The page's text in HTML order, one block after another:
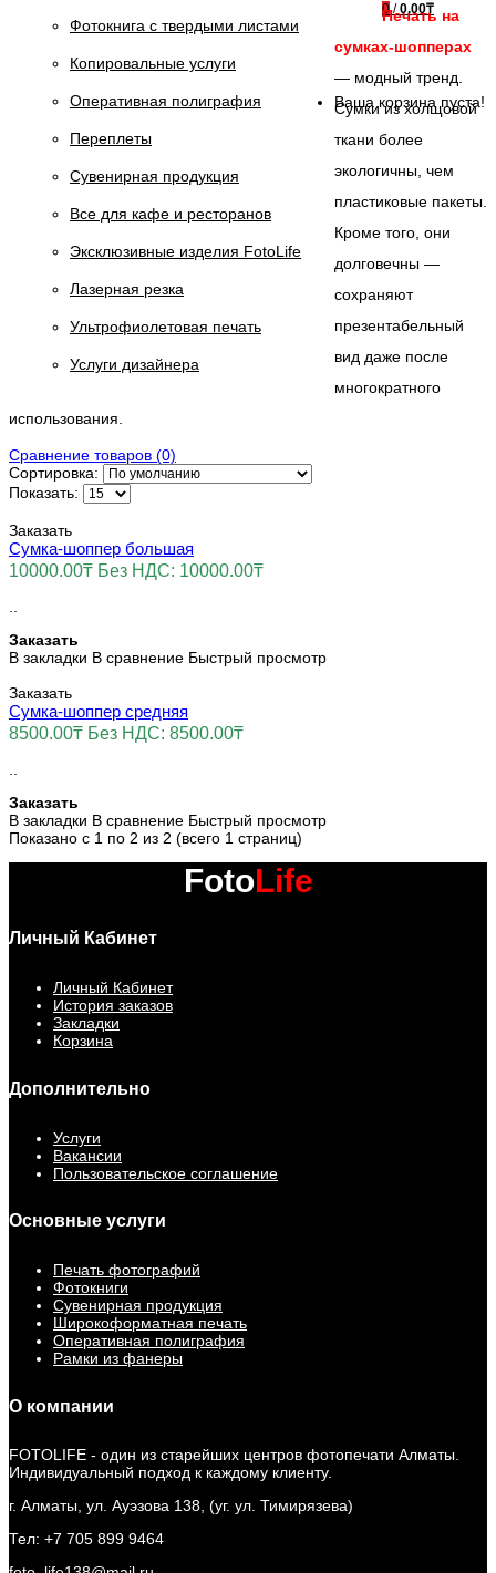
Фотокнига с твердыми листами
Копировальные услуги
Оперативная полиграфия
Переплеты
Сувенирная продукция
Все для кафе и ресторанов
Эксклюзивные изделия FotoLife
Лазерная резка
Ультрофиолетовая печать
Услуги дизайнера
0 / 0.00₸
Ваша корзина пуста!
Печать на
сумках-шопперах
— модный тренд.
Сумки из холщовой
ткани более
экологичны, чем
пластиковые пакеты.
Кроме того, они
долговечны —
сохраняют
презентабельный
вид даже после
многократного
использования.
Сравнение товаров (0)
Сортировка:
Показать:
Заказать
Сумка-шоппер большая
10000.00₸ Без НДС: 10000.00₸
Заказать
В закладки В сравнение Быстрый просмотр
Заказать
Сумка-шоппер средняя
8500.00₸ Без НДС: 8500.00₸
Заказать
В закладки В сравнение Быстрый просмотр
Показано с 1 по 2 из 2 (всего 1 страниц)
FotoLife
Личный Кабинет
Личный Кабинет
История заказов
Закладки
Корзина
Дополнительно
Услуги
Вакансии
Пользовательское соглашение
Основные услуги
Печать фотографий
Фотокниги
Сувенирная продукция
Широкоформатная печать
Оперативная полиграфия
Рамки из фанеры
О компании
FOTOLIFE - один из старейших центров фотопечати Алматы.
Индивидуальный подход к каждому клиенту.
г. Алматы, ул. Ауэзова 138, (уг. ул. Тимирязева)
Тел: +7 705 899 9464